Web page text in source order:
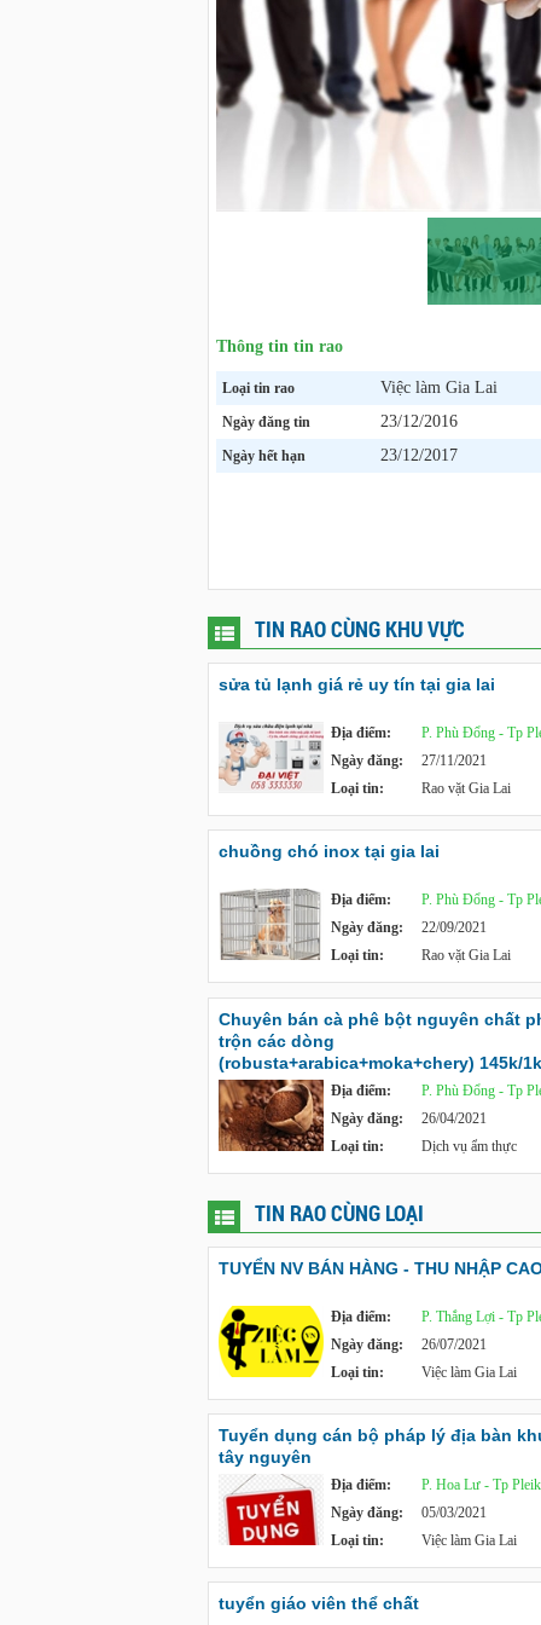
Thông tin tin rao
Loại tin rao Việc làm Gia Lai
Ngày đăng tin 23/12/2016
Ngày hết hạn 23/12/2017
TIN RAO CÙNG KHU VỰC
sửa tủ lạnh giá rẻ uy tín tại gia lai
Địa điểm:
P. Phù Đổng - Tp
Ngày đăng:
27/11/2021
Loại tin:
Rao vặt Gia Lai
chuồng chó inox tại gia lai
Địa điểm:
P. Phù Đổng - Tp
Ngày đăng:
22/09/2021
Loại tin:
Rao vặt Gia Lai
Chuyên bán cà phê bột nguyên chất
trộn các dòng
(robusta+arabica+moka+chery) 145k/
Địa điểm:
P. Phù Đổng - Tp
Ngày đăng:
26/04/2021
Loại tin:
Dịch vụ ẩm thực
TIN RAO CÙNG LOẠI
TUYỂN NV BÁN HÀNG - THU NHẬP
Địa điểm:
P. Thắng Lợi - Tp
Ngày đăng:
26/07/2021
Loại tin:
Việc làm Gia Lai
Tuyển dụng cán bộ pháp lý địa bàn
tây nguyên
Địa điểm:
P. Hoa Lư - Tp
Ngày đăng:
05/03/2021
Loại tin:
Việc làm Gia Lai
tuyển giáo viên thể chất